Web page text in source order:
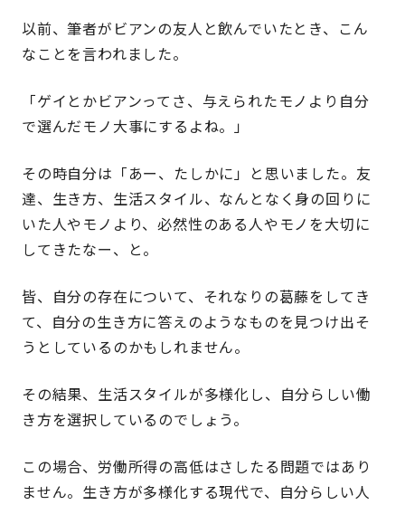
以前、筆者がビアンの友人と飲んでいたとき、こん
なことを言われました。
「ゲイとかビアンってさ、与えられたモノより自分
で選んだモノ大事にするよね。」
その時自分は「あー、たしかに」と思いました。友
達、生き方、生活スタイル、なんとなく身の回りに
いた人やモノより、必然性のある人やモノを大切に
してきたなー、と。
皆、自分の存在について、それなりの葛藤をしてき
て、自分の生き方に答えのようなものを見つけ出そ
うとしているのかもしれません。
その結果、生活スタイルが多様化し、自分らしい働
き方を選択しているのでしょう。
この場合、労働所得の高低はさしたる問題ではあり
ません。生き方が多様化する現代で、自分らしい人